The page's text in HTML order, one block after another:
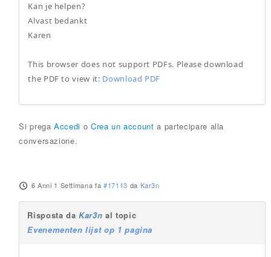
Kan je helpen?
Alvast bedankt
Karen
This browser does not support PDFs. Please download
the PDF to view it: Download PDF
Si pregaAccedi o Crea un account a partecipare alla
conversazione.
6 Anni 1 Settimana fa #17113 da Kar3n
Risposta daKar3n al topic
Evenementen lijst op 1 pagina